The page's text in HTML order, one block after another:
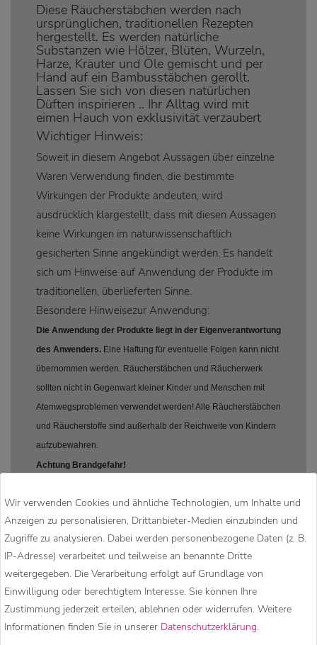
Diese Räucherstäbchen werden nach
ursprünglichen, traditionellen Rezepten
hergestellt. Es werden natürliche
Substanzen wie Hölzer, Blüten, Wurzeln,
Harze, Kräuter und Öle gemischt und per
Hand auf ein Bambusstäbchen gerollt.
Lassen Sie sich von diesen natürlichen
Düften inspirieren .. Ihr Alltag wird mit
eimen Hauch von exklusivität verzaubert
Wichtiger Hinweis:
Soweit in diesem Angebot Aussagen über einzelne
Waren Verwendung finden, die bestimmte
Wirkungen der Produkte andeuten, wird
ausdrücklich klargestellt, dass mit diesen Aussagen
keine Wirkungen im naturwissenschaftlich
gesicherten Sinne angekündigt werden. Es handelt
sich um Hinweise auf Anwendung der Produkte im
traditionellen, überlieferten Sinne.
Besondere Hinweisezur Anwendung:
Die Anwendung der Produkte liegt in der Eigenverantwortung
des Anwenders. Eine Haftung für eventuelle Folgen kann nicht
übernommen werden. Räucherstäbchen und Räucherwerk
sollten nicht in Gegenwart kleiner Kinder und Menschen mit
Atemwegsproblemen verwendet werden! Alle Räucherstäbchen
und Räucherstoffe sind außerhalb der Reichweite von Kindern
aufzubewahren.
Achtung Brandgefahr!
geboten.Räucherstäbchen Räucherschale während des
Gebrauchs und danach bis zur vollständigen Erlöschung der
Flamme oder Glut nie unbeaufsichtigt lassen. Unvollständig
verglühte Kohlen nie in den Abfall entsorgen. Der Boden einer
feuerfeste Unterlage/Untergrund gestelltt werden.
Wir verwenden Cookies und ähnliche Technologien, um Inhalte und
Anzeigen zu personalisieren, Drittanbieter-Medien einzubinden und
Zugriffe zu analysieren. Dabei werden personenbezogene Daten (z. B.
IP-Adresse) verarbeitet und teilweise an benannte Dritte
weitergegeben. Die Verarbeitung erfolgt auf Grundlage von
Einwilligung oder berechtigtem Interesse. Sie können Ihre
Zustimmung jederzeit erteilen, ablehnen oder widerrufen. Weitere
Informationen finden Sie in unserer Daten­schutz­erklärung.